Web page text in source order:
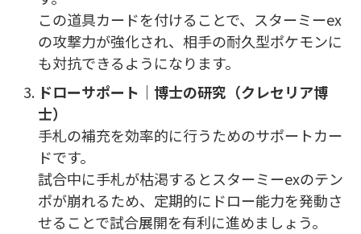
この道具カードを付けることで、スターミーex
の攻撃力が強化され、相手の耐久型ポケモンに
も対抗できるようになります。
ドローサポート｜博士の研究（クレセリア博
士）
手札の補充を効率的に行うためのサポートカー
ドです。
試合中に手札が枯渇するとスターミーexのテン
ポが崩れるため、定期的にドロー能力を発動さ
せることで試合展開を有利に進めましょう。